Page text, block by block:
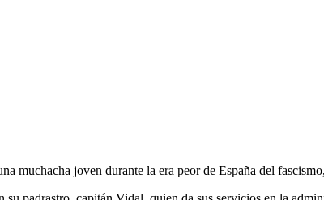
joven durante la era peor de España del